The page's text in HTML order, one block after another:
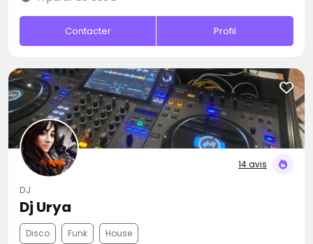
Contacter Profil
14 avis
DJ
Dj Urya
Disco Funk House